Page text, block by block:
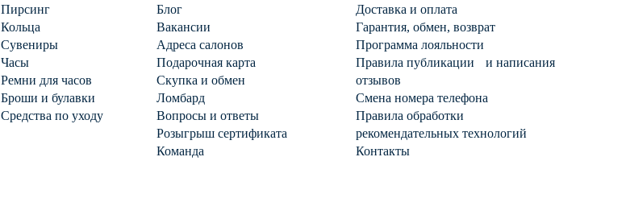
Пирсинг
Кольца
Сувениры
Часы
Ремни для часов
Броши и булавки
Средства по уходу
Блог
Вакансии
Адреса салонов
Подарочная карта
Скупка и обмен
Ломбард
Вопросы и ответы
Розыгрыш сертификата
Команда
Доставка и оплата
Гарантия, обмен, возврат
Программа лояльности
Правила публикации и написания
отзывов
Смена номера телефона
Правила обработки
рекомендательных технологий
Контакты